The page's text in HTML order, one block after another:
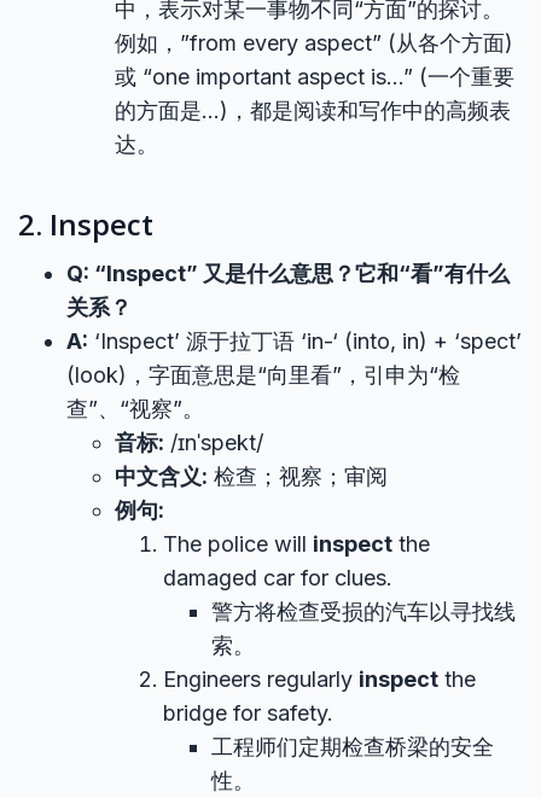
中，表示对某一事物不同“方面”的探讨。
例如，”from every aspect” (从各个方面)
或 “one important aspect is…” (一个重要
的方面是…)，都是阅读和写作中的高频表
达。
2. Inspect
Q: “Inspect” 又是什么意思？它和“看”有什么
关系？
A: ‘Inspect’ 源于拉丁语 ‘in-‘ (into, in) + ‘spect’
(look)，字面意思是“向里看”，引申为“检
查”、“视察”。
音标: /ɪnˈspekt/
中文含义: 检查；视察；审阅
例句:
The police will inspect the
damaged car for clues.
警方将检查受损的汽车以寻找线
索。
Engineers regularly inspect the
bridge for safety.
工程师们定期检查桥梁的安全
性。